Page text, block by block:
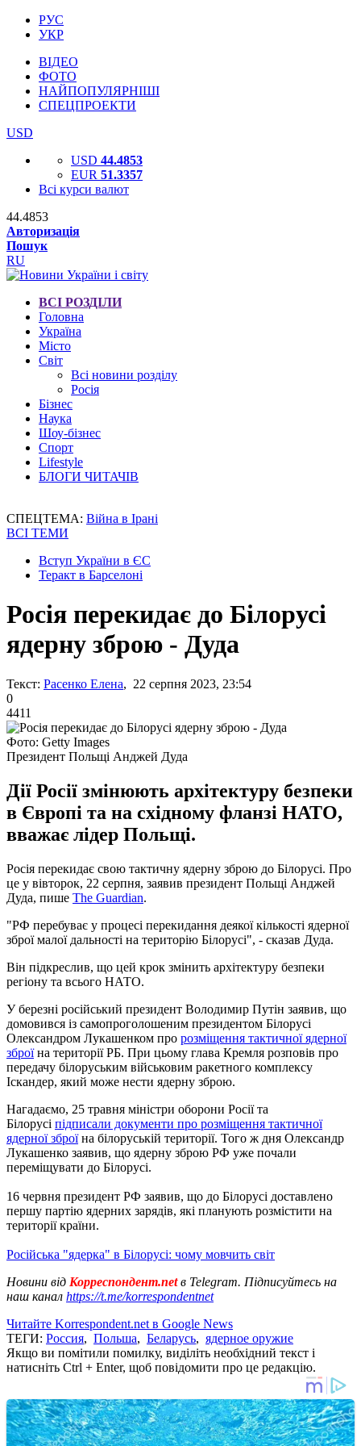
РУС
УКР
ВІДЕО
ФОТО
НАЙПОПУЛЯРНІШІ
СПЕЦПРОЕКТИ
USD
USD 44.4853
EUR 51.3357
Всі курси валют
44.4853
Авторизація
Пошук
RU
ВСІ РОЗДІЛИ
Головна
Україна
Місто
Світ
Всі новини розділу
Росія
Бізнес
Наука
Шоу-бізнес
Спорт
Lifestyle
БЛОГИ ЧИТАЧІВ
СПЕЦТЕМА: Війна в Ірані
ВСІ ТЕМИ
Вступ України в ЄС
Теракт в Барселоні
Росія перекидає до Білорусі
ядерну зброю - Дуда
Текст: Расенко Елена, 22 серпня 2023, 23:54
0
4411
Фото: Getty Images
Президент Польщі Анджей Дуда
Дії Росії змінюють архітектуру безпеки
в Європі та на східному фланзі НАТО,
вважає лідер Польщі.
Росія перекидає свою тактичну ядерну зброю до Білорусі. Про
це у вівторок, 22 серпня, заявив президент Польщі Анджей
Дуда, пише The Guardian.
"РФ перебуває у процесі перекидання деякої кількості ядерної
зброї малої дальності на територію Білорусі", - сказав Дуда.
Він підкреслив, що цей крок змінить архітектуру безпеки
регіону та всього НАТО.
У березні російський президент Володимир Путін заявив, що
домовився із самопроголошеним президентом Білорусі
Олександром Лукашенком про розміщення тактичної ядерної
зброїна території РБ. При цьому глава Кремля розповів про
передачу білоруським військовим ракетного комплексу
Іскандер, який може нести ядерну зброю.
Нагадаємо, 25 травня міністри оборони Росії та
Білорусі підписали документи про розміщення тактичної
ядерної зброїна білоруській території. Того ж дня Олександр
Лукашенко заявив, що ядерну зброю РФ уже почали
переміщувати до Білорусі.
16 червня президент РФ заявив, що до Білорусі доставлено
першу партію ядерних зарядів, які планують розмістити на
території країни.
Російська "ядерка" в Білорусі: чому мовчить світ
Новини від Корреспондент.netв Telegram. Підписуйтесь на
наш канал https://t.me/korrespondentnet
Читайте Korrespondent.net в Google News
ТЕГИ: Россия, Польша, Беларусь, ядерное оружие
Якщо ви помітили помилку, виділіть необхідний текст і
натисніть Ctrl + Enter, щоб повідомити про це редакцію.